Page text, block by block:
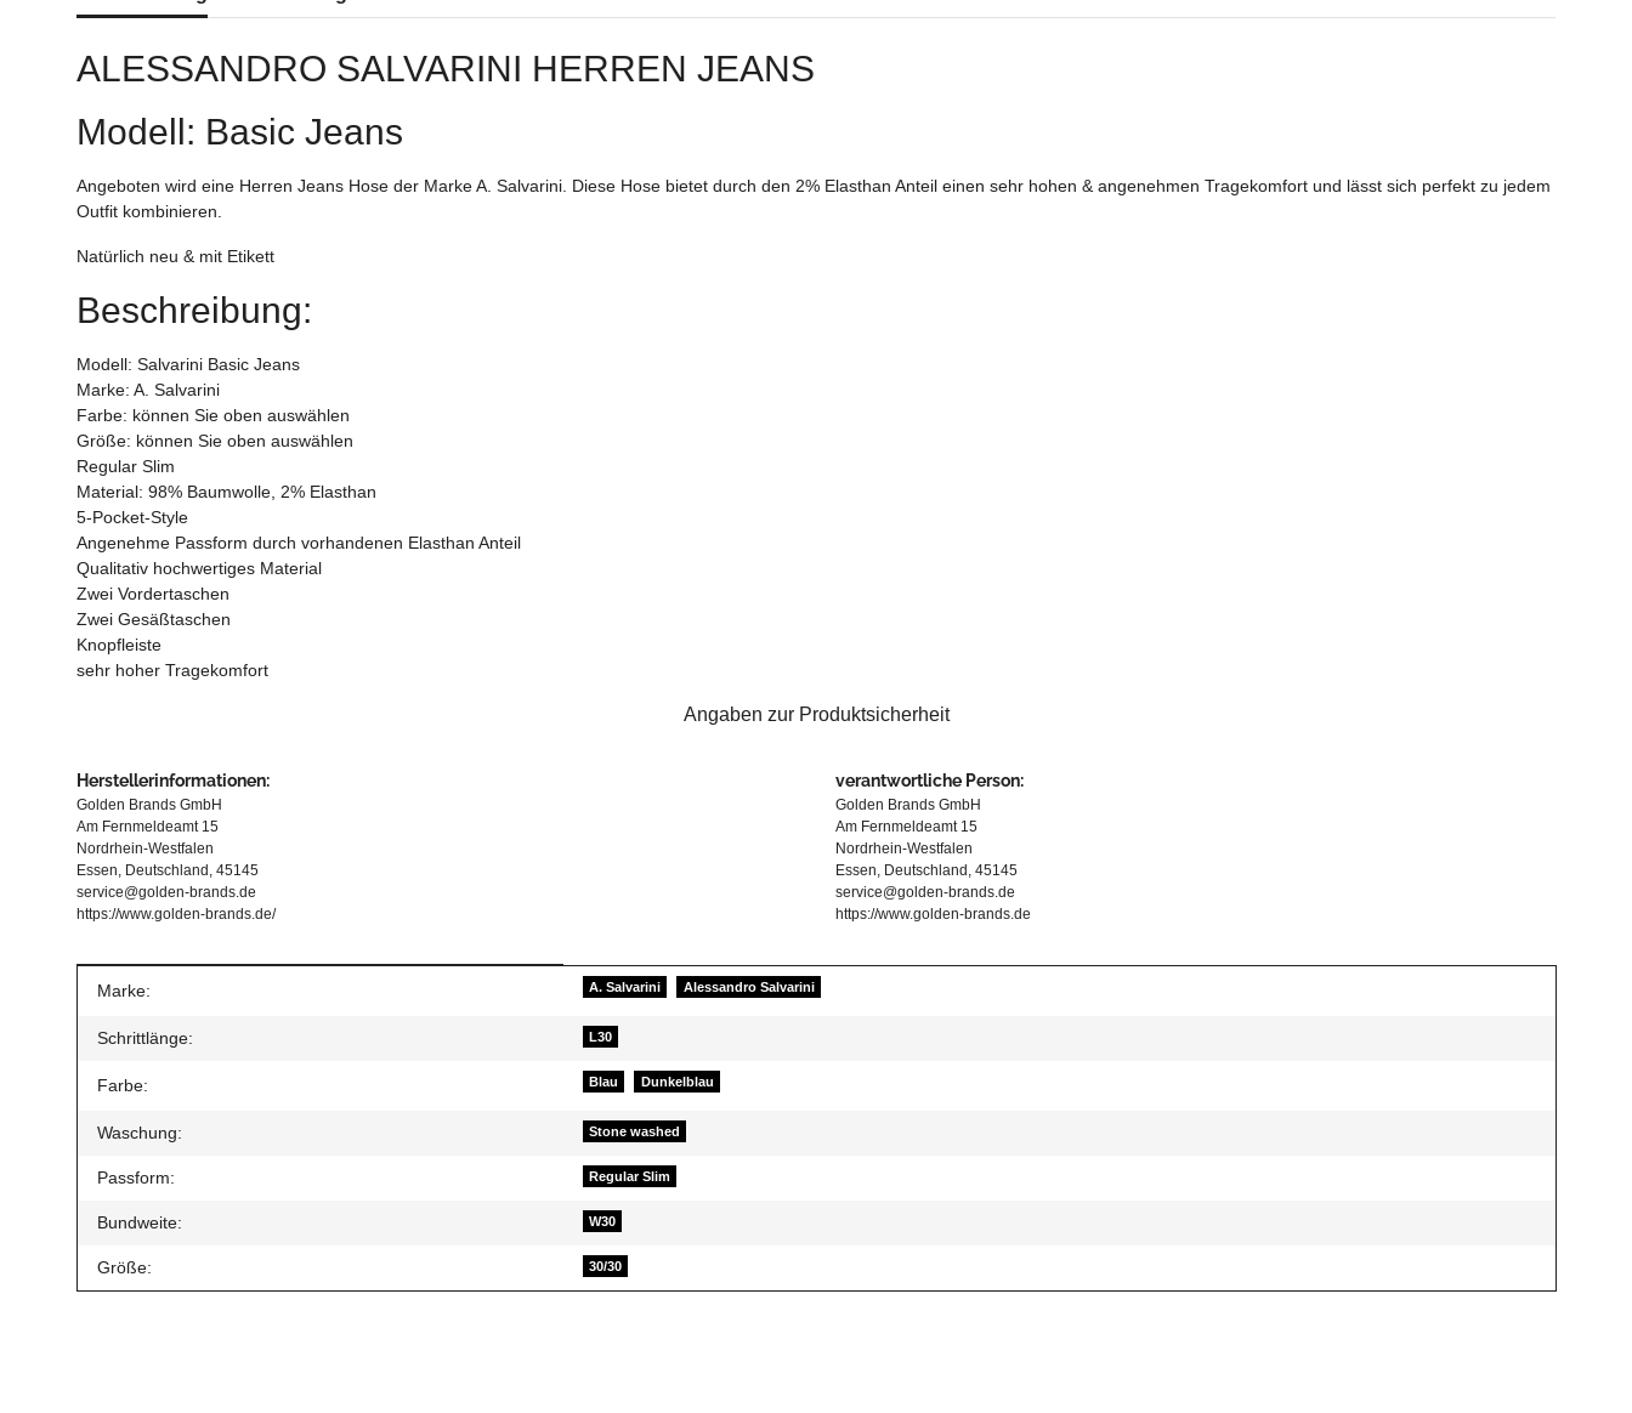
ALESSANDRO SALVARINI HERREN JEANS
Modell: Basic Jeans
Angeboten wird eine Herren Jeans Hose der Marke A. Salvarini. Diese Hose bietet durch den 2% Elasthan Anteil einen sehr hohen & angenehmen Tragekomfort und lässt sich perfekt zu jedem
Outfit kombinieren.
Natürlich neu & mit Etikett
Beschreibung:
Modell: Salvarini Basic Jeans
Marke: A. Salvarini
Farbe: können Sie oben auswählen
Größe: können Sie oben auswählen
Regular Slim
Material: 98% Baumwolle, 2% Elasthan
5-Pocket-Style
Angenehme Passform durch vorhandenen Elasthan Anteil
Qualitativ hochwertiges Material
Zwei Vordertaschen
Zwei Gesäßtaschen
Knopfleiste
sehr hoher Tragekomfort
Angaben zur Produktsicherheit
Herstellerinformationen:
Golden Brands GmbH
Am Fernmeldeamt 15
Nordrhein-Westfalen
Essen, Deutschland, 45145
service@golden-brands.de
https://www.golden-brands.de/
verantwortliche Person:
Golden Brands GmbH
Am Fernmeldeamt 15
Nordrhein-Westfalen
Essen, Deutschland, 45145
service@golden-brands.de
https://www.golden-brands.de
Produkteigenschaft
Wert
Marke: A. Salvarini Alessandro Salvarini
Schrittlänge: L30
Farbe: Blau Dunkelblau
Waschung: Stone washed
Passform: Regular Slim
Bundweite: W30
Größe: 30/30